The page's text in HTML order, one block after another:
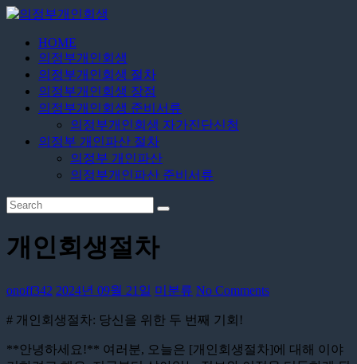
Skip
content
24
간
무
상
HOME
의정부개인회생
의정부개인회생 절차
의정부개인회생 장점
의정부개인회생 준비서류
의정부개인회생 자가진단신청
의정부 개인파산 절차
의정부 개인파산
의정부개인파산 준비서류
개인회생절차
onoff342 2024년 09월 21일 미분류 No Comments
# 개인회생절차: 당신을 위한 두 번째 기회!
**안녕하세요!** 여러분, 오늘은 [개인회생절차]에 대해 이야